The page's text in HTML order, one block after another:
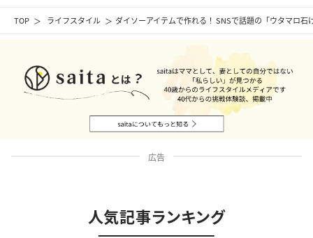
TOP ライフスタイル ダイソーアイテムで作れる！ SNSで話題の「ウタマロ
広告
人気記事ランキング